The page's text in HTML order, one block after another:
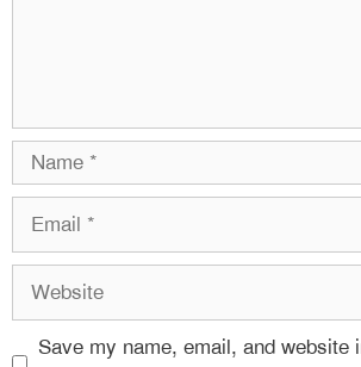
Save my name, email, and website